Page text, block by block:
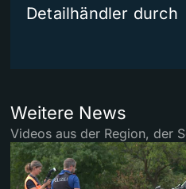
Detailhändler durch
Weitere News
Videos aus der Region, der